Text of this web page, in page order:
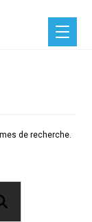
de recherche.